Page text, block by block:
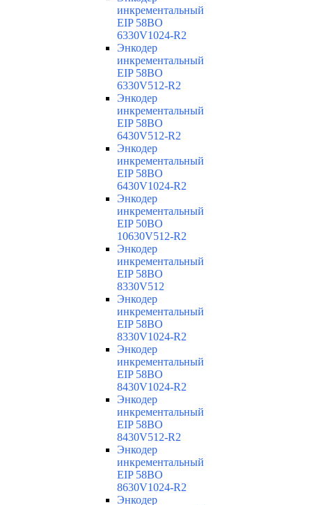
инкрементальный
EIP 58BO
6330V1024-R2
Энкодер
инкрементальный
EIP 58BO
6330V512-R2
Энкодер
инкрементальный
EIP 58BO
6430V512-R2
Энкодер
инкрементальный
EIP 58BO
6430V1024-R2
Энкодер
инкрементальный
EIP 50BO
10630V512-R2
Энкодер
инкрементальный
EIP 58BO
8330V512
Энкодер
инкрементальный
EIP 58BO
8330V1024-R2
Энкодер
инкрементальный
EIP 58BO
8430V1024-R2
Энкодер
инкрементальный
EIP 58BO
8430V512-R2
Энкодер
инкрементальный
EIP 58BO
8630V1024-R2
Энкодер